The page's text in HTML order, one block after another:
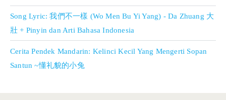
Song Lyric: 我們不一樣 (Wo Men Bu Yi Yang) - Da Zhuang 大
壯 + Pinyin dan Arti Bahasa Indonesia
Cerita Pendek Mandarin: Kelinci Kecil Yang Mengerti Sopan
Santun ~懂礼貌的小兔